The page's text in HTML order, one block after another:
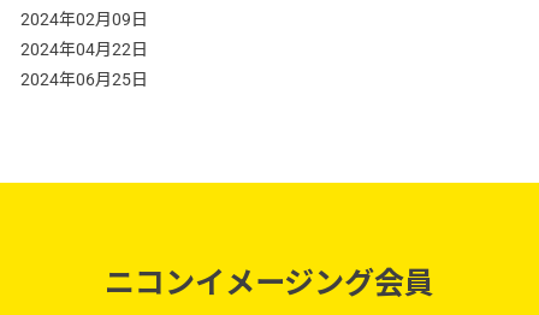
2024年02月09日
2024年04月22日
2024年06月25日
ニコンイメージング会員